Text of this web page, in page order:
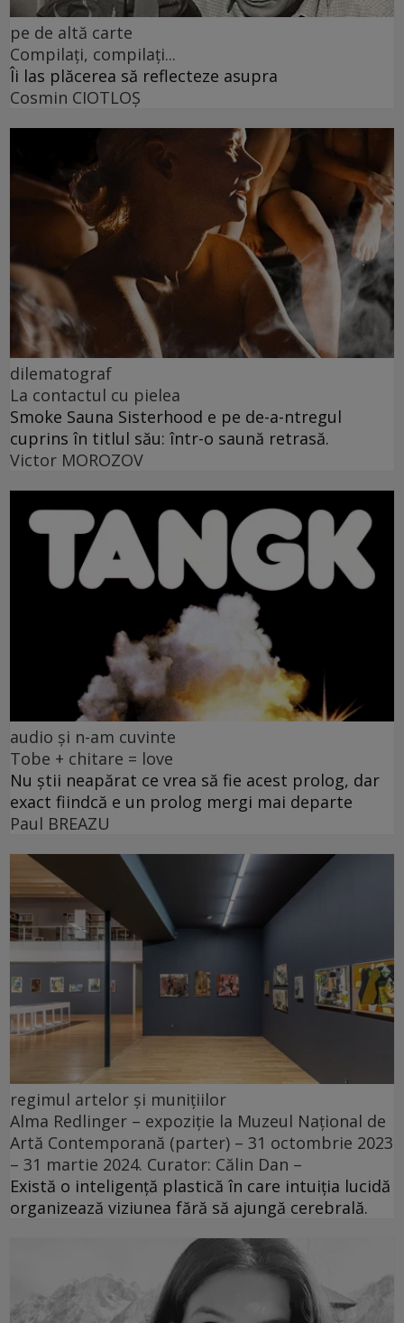
pe de altă carte
Compilați, compilați...
Îi las plăcerea să reflecteze asupra
Cosmin CIOTLOŞ
dilematograf
La contactul cu pielea
Smoke Sauna Sisterhood e pe de-a-ntregul
cuprins în titlul său: într-o saună retrasă.
Victor MOROZOV
audio și n-am cuvinte
Tobe + chitare = love
Nu știi neapărat ce vrea să fie acest prolog, dar
exact fiindcă e un prolog mergi mai departe
Paul BREAZU
regimul artelor și munițiilor
Alma Redlinger – expoziție la Muzeul Național de
Artă Contemporană (parter) – 31 octombrie 2023
– 31 martie 2024. Curator: Călin Dan –
Există o inteligență plastică în care intuiția lucidă
organizează viziunea fără să ajungă cerebrală.